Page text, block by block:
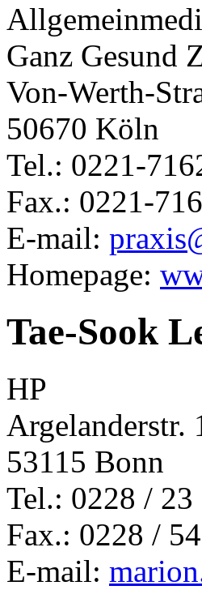
Ganz Gesund
Von-Werth-
50670 Köln
Tel.: 0221-
Fax.: 0221-
E-mail:
Homepage:
Tae-Sook
HP
Argelanderstr.
53115 Bonn
Tel.: 0228 / 23
Fax.: 0228 /
E-mail: